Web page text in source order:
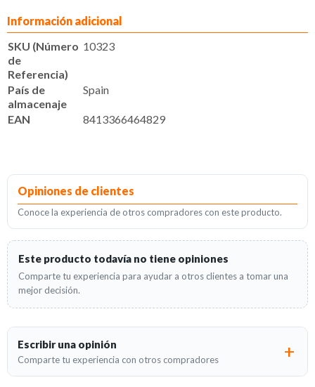
Información adicional
SKU (Número
de
Referencia)
10323
País de
almacenaje
Spain
EAN 8413366464829
Opiniones de clientes
Conoce la experiencia de otros compradores con este producto.
Este producto todavía no tiene opiniones
Comparte tu experiencia para ayudar a otros clientes a tomar una
mejor decisión.
Escribir una opinión
Comparte tu experiencia con otros compradores